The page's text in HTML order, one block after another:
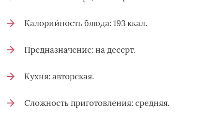
Калорийность блюда: 193 ккал.
Предназначение: на десерт.
Кухня: авторская.
Сложность приготовления: средняя.